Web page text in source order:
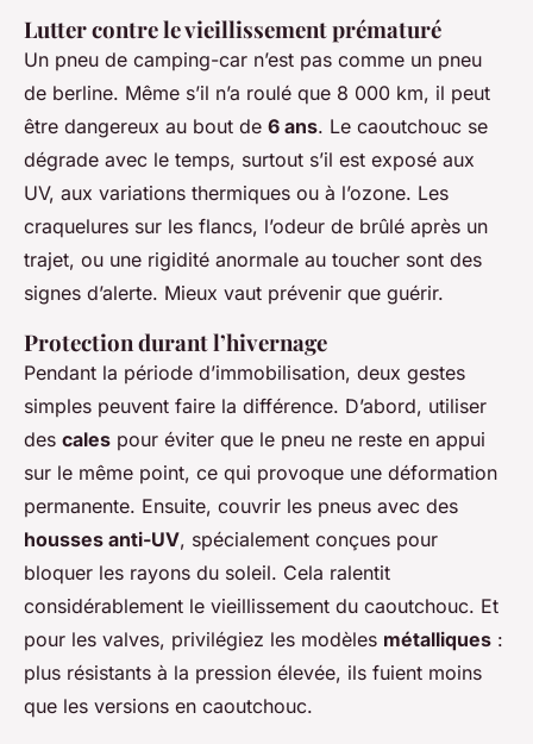
Lutter contre le vieillissement prématuré
Un pneu de camping-car n’est pas comme un pneu
de berline. Même s’il n’a roulé que 8 000 km, il peut
être dangereux au bout de 6 ans. Le caoutchouc se
dégrade avec le temps, surtout s’il est exposé aux
UV, aux variations thermiques ou à l’ozone. Les
craquelures sur les flancs, l’odeur de brûlé après un
trajet, ou une rigidité anormale au toucher sont des
signes d’alerte. Mieux vaut prévenir que guérir.
Protection durant l’hivernage
Pendant la période d’immobilisation, deux gestes
simples peuvent faire la différence. D’abord, utiliser
des cales pour éviter que le pneu ne reste en appui
sur le même point, ce qui provoque une déformation
permanente. Ensuite, couvrir les pneus avec des
housses anti-UV, spécialement conçues pour
bloquer les rayons du soleil. Cela ralentit
considérablement le vieillissement du caoutchouc. Et
pour les valves, privilégiez les modèles métalliques :
plus résistants à la pression élevée, ils fuient moins
que les versions en caoutchouc.